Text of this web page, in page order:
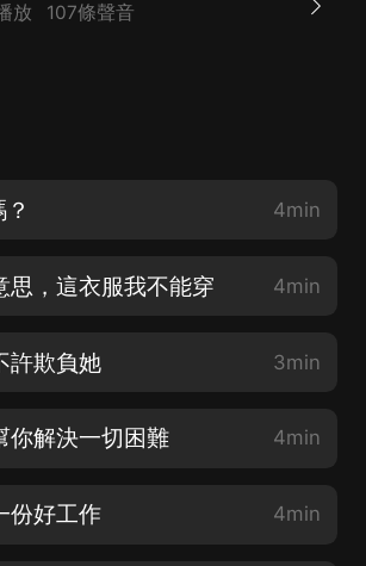
放 107條聲音
4min
思，這衣服我不能穿 4min
許欺負她 3min
你解決一切困難 4min
份好工作 4min